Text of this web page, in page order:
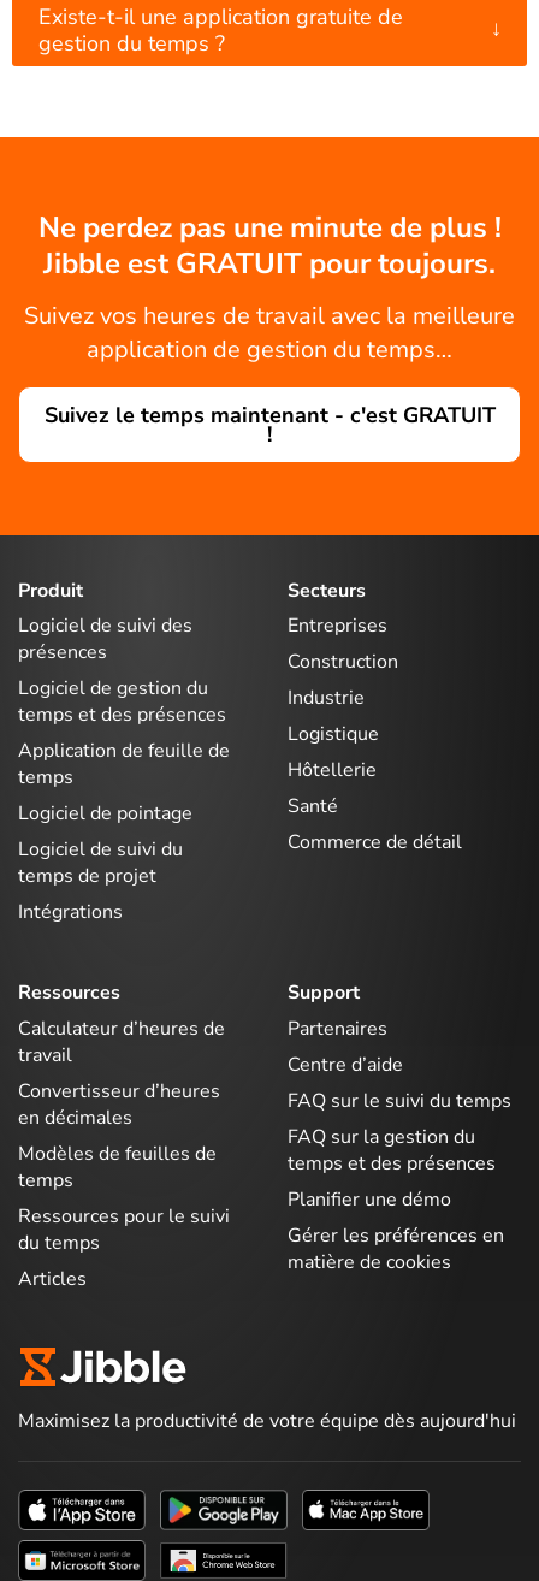
Existe-t-il une application gratuite de
gestion du temps ?
↓
Ne perdez pas une minute de plus !
Jibble est GRATUIT pour toujours.
Suivez vos heures de travail avec la meilleure
application de gestion du temps…
Suivez le temps maintenant - c'est GRATUIT
!
Produit
Logiciel de suivi des
présences
Logiciel de gestion du
temps et des présences
Application de feuille de
temps
Logiciel de pointage
Logiciel de suivi du
temps de projet
Intégrations
Secteurs
Entreprises
Construction
Industrie
Logistique
Hôtellerie
Santé
Commerce de détail
Ressources
Calculateur d’heures de
travail
Convertisseur d’heures
en décimales
Modèles de feuilles de
temps
Ressources pour le suivi
du temps
Articles
Support
Partenaires
Centre d’aide
FAQ sur le suivi du temps
FAQ sur la gestion du
temps et des présences
Planifier une démo
Gérer les préférences en
matière de cookies
Maximisez la productivité de votre équipe dès aujourd'hui